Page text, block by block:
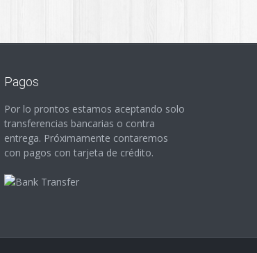
Pagos
Por lo prontos estamos aceptando solo
transferencias bancarias o contra
entrega. Próximamente contaremos
con pagos con tarjeta de crédito.